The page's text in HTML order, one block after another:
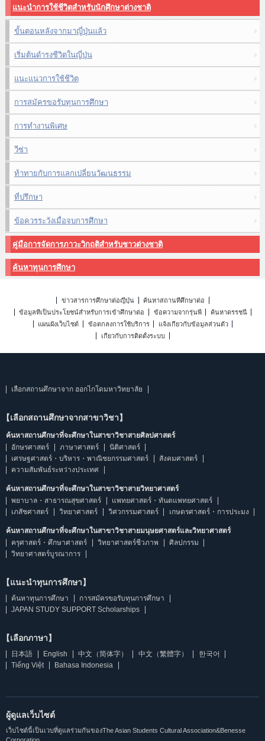
แนะนำการใช้ชีวิตสำหรับนักศึกษาต่างชาติ
ขั้นตอนหลังจากมาญี่ปุ่นแล้ว
เริ่มต้นดำรงชีวิตในญี่ปุ่น
แนะแนวการใช้ชีวิต
การสมัครขอรับทุนการศึกษา
การทำงานพิเศษ
วีซ่า
ท้าทายกับการแลกเปลี่ยนวัฒนธรรม
ที่ปรึกษา
ข้อควรระวังเมื่อจบการศึกษา
คู่มือการจัดการภาวะวิกฤติสำหรับชาวต่างชาติ
ค้นหาทุนการศึกษา
ข่าวสารการศึกษาต่อญี่ปุ่น
ค้นหาสถานที่ศึกษาต่อ
ข้อมูลที่เป็นประโยชน์สำหรับการเข้าศึกษาต่อ
ข้อความจากรุ่นพี่
ค้นหาดรรชนี
แผนผังเว็บไซต์
ข้อตกลงการใช้บริการ
แจ้งเกี่ยวกับข้อมูลส่วนตัว
เกี่ยวกับการติดตั้งระบบ
เลือกสถานศึกษาจาก ฮอกไกโดมหาวิทยาลัย
【เลือกสถานศึกษาจากสาขาวิชา】
ค้นหาสถานศึกษาที่จะศึกษาในสาขาวิชาสายศิลปศาสตร์
อักษรศาสตร์
ภาษาศาสตร์
นิติศาสตร์
เศรษฐศาสตร์・บริหาร・พาณิชยกรรมศาสตร์
สังคมศาสตร์
ความสัมพันธ์ระหว่างประเทศ
ค้นหาสถานศึกษาที่จะศึกษาในสาขาวิชาสายวิทยาศาสตร์
พยาบาล・สาธารณสุขศาสตร์
แพทยศาสตร์・ทันตแพทยศาสตร์
เภสัชศาสตร์
วิทยาศาสตร์ วิศวกรรมศาสตร์ เกษตรศาสตร์・การประมง
ค้นหาสถานศึกษาที่จะศึกษาในสาขาวิชาสายมนุษยศาสตร์และวิทยาศาสตร์
ครุศาสตร์・ศึกษาศาสตร์
วิทยาศาสตร์ชีวภาพ
ศิลปกรรม
วิทยาศาสตร์บูรณาการ
【แนะนำทุนการศึกษา】
ค้นหาทุนการศึกษา
การสมัครขอรับทุนการศึกษา
JAPAN STUDY SUPPORT Scholarships
【เลือกภาษา】
日本語 English 中文（简体字） 中文（繁體字）
한국어
Tiếng Việt
Bahasa Indonesia
ผู้ดูแลเว็บไซต์
เว็บไซต์นี้เป็นเวบที่ดูแลร่วมกันของThe Asian Students Cultural Association&Benesse